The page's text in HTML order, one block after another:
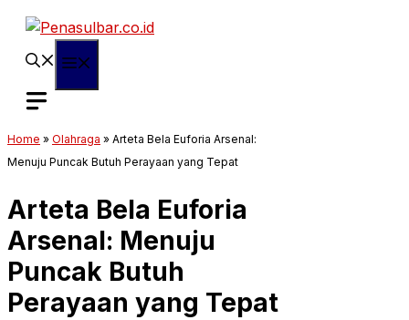
Langsung
Home » Olahraga » Arteta Bela Euforia Arsenal:
Menuju Puncak Butuh Perayaan yang Tepat
Arteta Bela Euforia
Arsenal: Menuju
Puncak Butuh
Perayaan yang Tepat